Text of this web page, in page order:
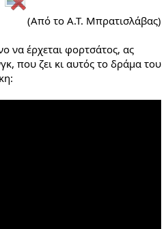
(Από το Α.Τ. Μπρατισλάβας)​
να έρχεται φορτσάτος, ας
που ζει κι αυτός το δράμα του